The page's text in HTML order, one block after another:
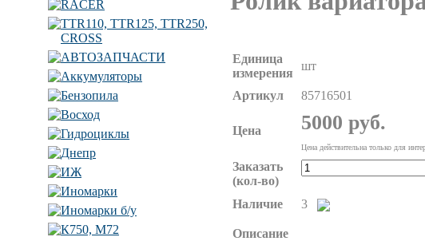
RACER
TTR110, TTR125, TTR250,
CROSS
АВТОЗАПЧАСТИ
Аккумуляторы
Бензопила
Восход
Гидроциклы
Днепр
ИЖ
Иномарки
Иномарки б/у
К750, М72
Единица
измерения
шт
Артикул 85716501
Цена 5000 руб.
Цена действительна только для
Заказать
(кол-во)
Наличие 3
Описание